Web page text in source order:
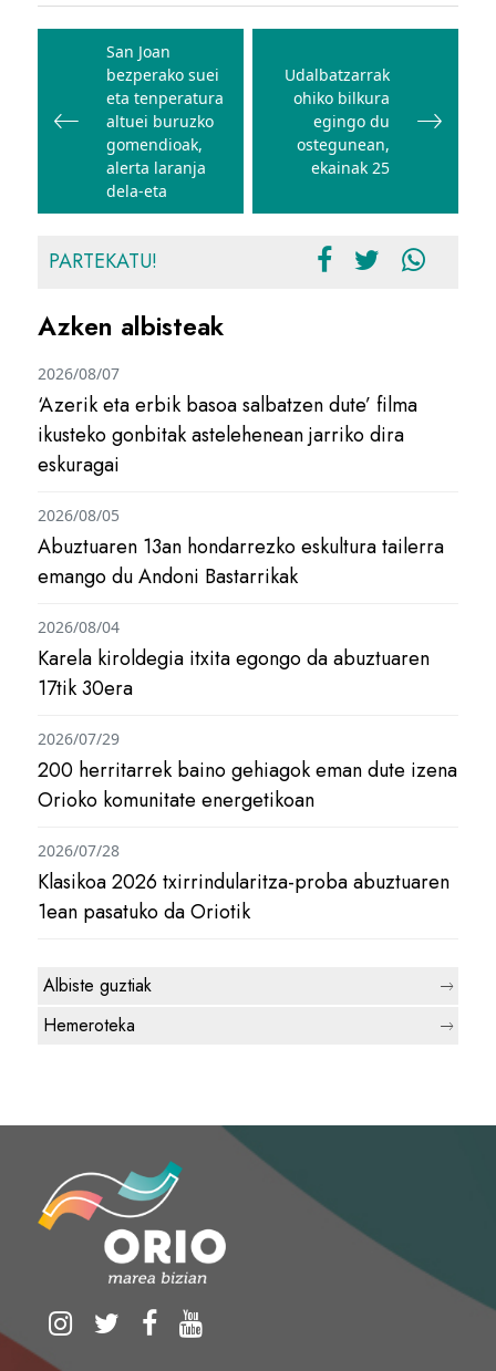
Bidalketetan
zehar
nabigatu
San Joan
bezperako suei
eta tenperatura
altuei buruzko
gomendioak,
alerta laranja
dela-eta
Udalbatzarrak
ohiko bilkura
egingo du
ostegunean,
ekainak 25
PARTEKATU!
Azken albisteak
‘Azerik eta erbik basoa salbatzen dute’ filma
ikusteko gonbitak astelehenean jarriko dira
eskuragai
2026/08/07
Abuztuaren 13an hondarrezko eskultura tailerra
emango du Andoni Bastarrikak
2026/08/05
Karela kiroldegia itxita egongo da abuztuaren
17tik 30era
2026/08/04
200 herritarrek baino gehiagok eman dute izena
Orioko komunitate energetikoan
2026/07/29
Klasikoa 2026 txirrindularitza-proba abuztuaren
1ean pasatuko da Oriotik
2026/07/28
Albiste guztiak
Hemeroteka